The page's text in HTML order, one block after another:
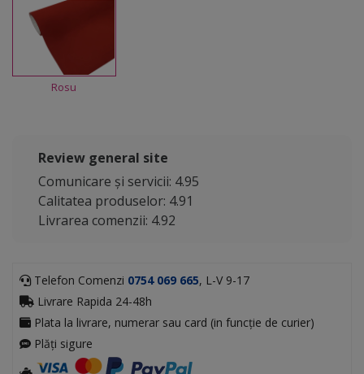
Rosu
Review general site
Comunicare și servicii: 4.95
Calitatea produselor: 4.91
Livrarea comenzii: 4.92
Telefon Comenzi 0754 069 665, L-V 9-17
Livrare Rapida 24-48h
Plata la livrare, numerar sau card (in funcție de curier)
Plăți sigure